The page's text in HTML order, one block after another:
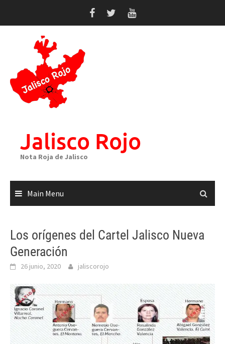
Jalisco Rojo
Nota Roja de Jalisco
Main Menu
Los orígenes del Cartel Jalisco Nueva
Generación
26 junio, 2020 jaliscorojo